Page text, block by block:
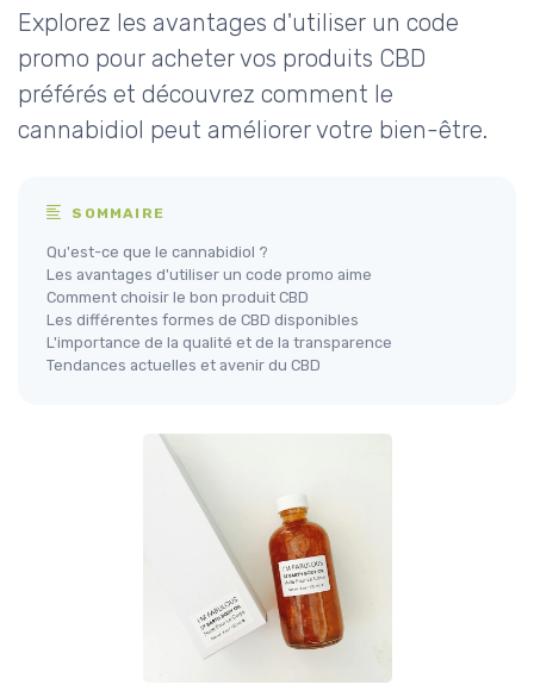
Explorez les avantages d'utiliser un code
promo pour acheter vos produits CBD
préférés et découvrez comment le
cannabidiol peut améliorer votre bien-être.
SOMMAIRE
Qu'est-ce que le cannabidiol ?
Les avantages d'utiliser un code promo aime
Comment choisir le bon produit CBD
Les différentes formes de CBD disponibles
L'importance de la qualité et de la transparence
Tendances actuelles et avenir du CBD